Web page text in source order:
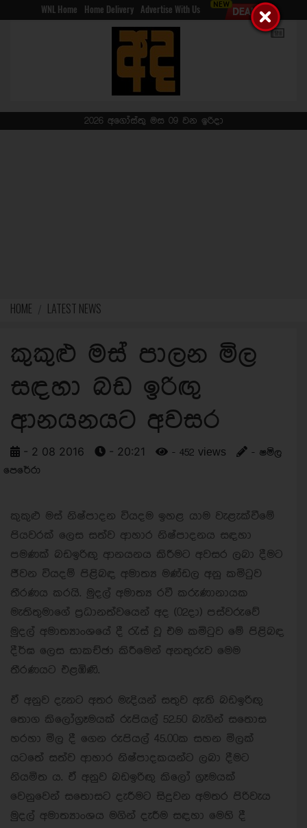
WNL Home Home Delivery Advertise With Us
2026 අගෝස්තු මස 09 වන ඉරිදා
HOME LATEST NEWS
කුකුළු මස් පාලන මිල
සඳහා බඩ ඉරිඟු
ආනයනයට අවසර
- 2 08 2016 - 20:21 - 452 views
- ෂමිල
පෙරේරා
කුකුළු මස් නිෂ්පාදන වියදම ඉහළ යාම වැළැක්වීමේ
පියවරක් ලෙස සත්ව ආහාර නිෂ්පාදනය සඳහා
පමණක් බඩඉරිඟු ආනයනය කිරීමට අවසර ලබා දීමට
ජීවන වියදම් පිළිබඳ අමාත්‍ය මණ්ඩල අනු කමිටුව
තීරණය කරයි. මුදල් අමාත්‍ය රවී කරුණානායක
මැතිතුමාගේ ප්‍රධානත්වයෙන් අද (02දා) පස්වරුවේ
මුදල් අමාත්‍යාංශයේ දී රැස් වූ එම කමිටුව මේ පිළිබඳ
දීර්ඝ ලෙස සාකච්ඡා කිරීමෙන් අනතුරුව මෙම
තීරණයට එළඹිණි.
ඒ අනුව දැනට අතර මැදියන් සතුව ඇති බඩඉරිඟු
තොග කිලෝග්‍රෑමයක් රුපියල් 52.50 බැගින් සතොස
හරහා මිල දී ගෙන රුපියල් 45.00ක සහන මිලක්
යටතේ සත්ව ආහාර නිෂ්පාදකයන්ට ලබා දීමට
නියමිත ය. ඒ අනුව බඩඉරිඟු කිලෝ ග්‍රෑමයක්
වෙනුවෙන් සතොසට දැරීමට සිදුවන අමතර පිරිවැය
මුදල් අමාත්‍යාංශය මගින් දැරීම සඳහා මෙහි දී